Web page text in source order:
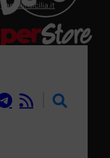
Sanitainsicilia.it